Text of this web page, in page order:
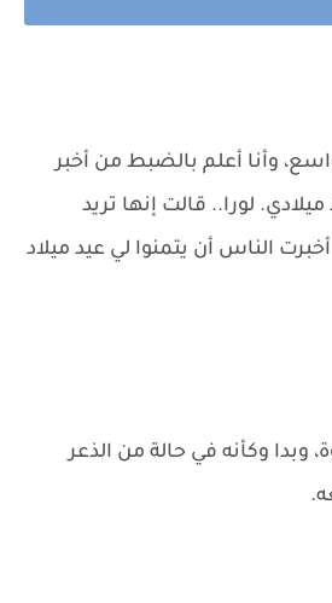
وأنا أعلم بالضبط من أخبر
لورا.. قالت إنها تريد
أخبرت الناس أن يتمنوا لي عيد ميلاد
وبدا وكأنه في حالة من الذعر